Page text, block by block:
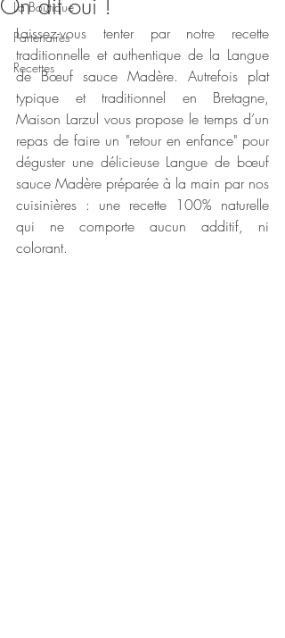
La Boutique
Partenaires
Recettes
On dit oui !
Laissez-vous tenter par notre recette
traditionnelle et authentique de la Langue
de Bœuf sauce Madère. Autrefois plat
typique et traditionnel en Bretagne,
Maison Larzul vous propose le temps d’un
repas de faire un "retour en enfance" pour
déguster une délicieuse Langue de bœuf
sauce Madère préparée à la main par nos
cuisinières : une recette 100% naturelle
qui ne comporte aucun additif, ni
colorant.